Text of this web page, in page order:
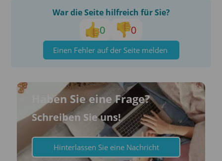
War die Seite hilfreich für Sie?
0 0
Einen Fehler auf der Seite melden
Haben Sie eine Frage?
Schreiben Sie uns!
Hinterlassen Sie eine Nachricht